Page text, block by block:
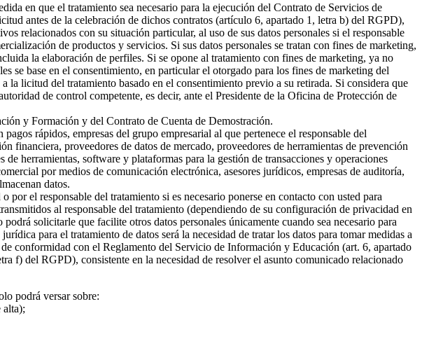
en que el tratamiento sea necesario para la ejecución del Contrato de Servicios de
antes de la celebración de dichos contratos (artículo 6, apartado 1, letra b) del RGPD),
relacionados con su situación particular, al uso de sus datos personales si el responsable
de productos y servicios. Si sus datos personales se tratan con fines de marketing,
la elaboración de perfiles. Si se opone al tratamiento con fines de marketing, ya no
se base en el consentimiento, en particular el otorgado para los fines de marketing del
la licitud del tratamiento basado en el consentimiento previo a su retirada. Si considera que
de control competente, es decir, ante el Presidente de la Oficina de Protección de
y Formación y del Contrato de Cuenta de Demostración.
rápidos, empresas del grupo empresarial al que pertenece el responsable del
financiera, proveedores de datos de mercado, proveedores de herramientas de prevención
herramientas, software y plataformas para la gestión de transacciones y operaciones
por medios de comunicación electrónica, asesores jurídicos, empresas de auditoría,
datos.
el responsable del tratamiento si es necesario ponerse en contacto con usted para
al responsable del tratamiento (dependiendo de su configuración de privacidad en
solicitarle que facilite otros datos personales únicamente cuando sea necesario para
para el tratamiento de datos será la necesidad de tratar los datos para tomar medidas a
conformidad con el Reglamento del Servicio de Información y Educación (art. 6, apartado
f) del RGPD), consistente en la necesidad de resolver el asunto comunicado relacionado
podrá versar sobre:
alta);